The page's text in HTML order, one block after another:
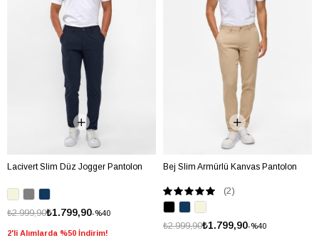
Lacivert Slim Düz Jogger Pantolon
%40
₺1.799,90
₺2.999,90
2'li Alımlarda %50 İndirim!
Bej Slim Armürlü Kanvas Pantolon
(2)
%40
₺1.799,90
₺2.999,90